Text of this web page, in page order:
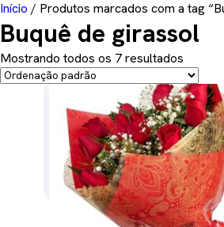
Início / Produtos marcados com a tag
Buquê de girassol
Mostrando todos os 7 resultados